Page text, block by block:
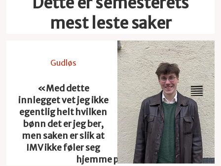
mest leste saker
Gudløs
«Med dette
innlegget vet jeg ikke
egentlig helt hvilken
bønn det er jeg ber,
men saken er slik at
IMV ikke føler seg
hjemme på HF»